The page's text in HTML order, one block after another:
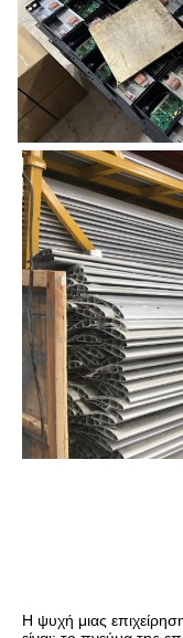
Η ψυχή μιας